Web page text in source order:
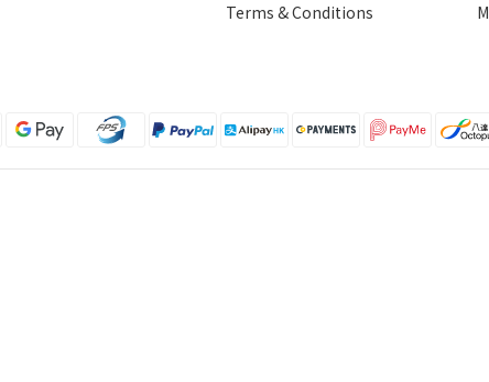
Terms & Conditions